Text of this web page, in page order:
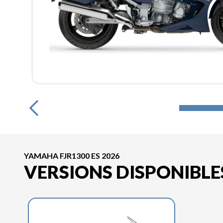
YAMAHA FJR1300 ES 2026
VERSIONS